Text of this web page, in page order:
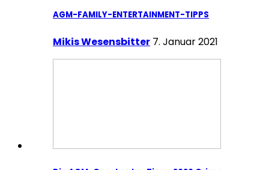
AGM-FAMILY-ENTERTAINMENT-TIPPS
Mikis Wesensbitter 7. Januar 2021